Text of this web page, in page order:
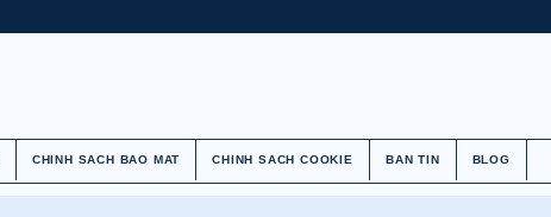
CHINH SACH BAO MAT CHINH SACH COOKIE BAN TIN BLOG